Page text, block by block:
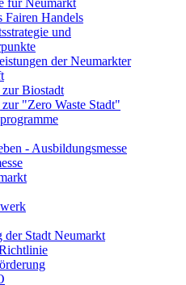
für Neumarkt
Fairen Handels
und
der Neumarkter
Biostadt
"Zero Waste Stadt"
- Ausbildungsmesse
der Stadt Neumarkt